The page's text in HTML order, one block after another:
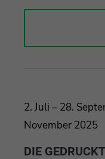
2. Juli – 28.
November 2025
DIE